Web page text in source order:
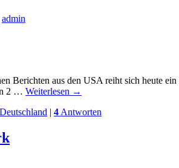
admin
Berichten aus den USA reiht sich heute
2 … Weiterlesen →
| 4 Antworten